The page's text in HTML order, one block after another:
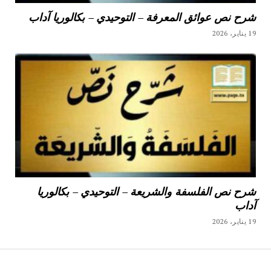
شرح نص عوائق المعرفة – التوحيدي – بكالوريا آداب
19 يناير، 2026
شرح نص الفلسفة والشريعة – التوحيدي – بكالوريا
آداب
19 يناير، 2026